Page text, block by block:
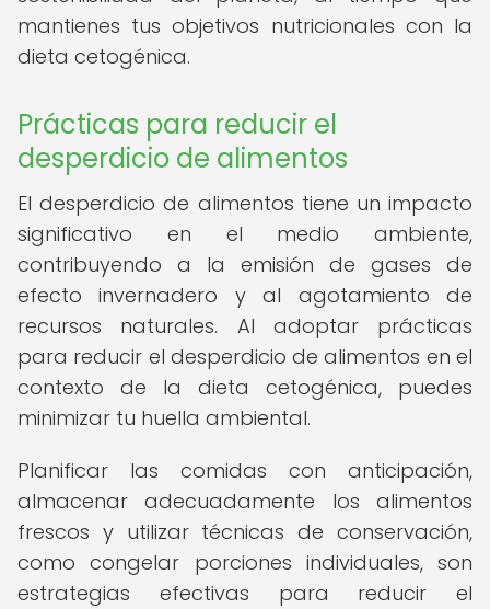
mantienes tus objetivos nutricionales con la
dieta cetogénica.
Prácticas para reducir el
desperdicio de alimentos
El desperdicio de alimentos tiene un impacto
significativo en el medio ambiente,
contribuyendo a la emisión de gases de
efecto invernadero y al agotamiento de
recursos naturales. Al adoptar prácticas
para reducir el desperdicio de alimentos en el
contexto de la dieta cetogénica, puedes
minimizar tu huella ambiental.
Planificar las comidas con anticipación,
almacenar adecuadamente los alimentos
frescos y utilizar técnicas de conservación,
como congelar porciones individuales, son
estrategias efectivas para reducir el